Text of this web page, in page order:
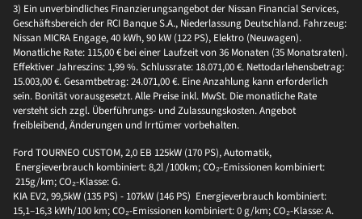
3) Ein unverbindliches Finanzierungsangebot der Nissan Financial Services,
Geschäftsbereich der RCI Banque S.A., Niederlassung Deutschland. Fahrzeug:
Nissan MICRA Engage, 40 kWh, 90 kW (122 PS), Elektro (Neuwagen).
Monatliche Rate: 115,00 € bei einer Laufzeit von 36 Monaten (35 Monatsraten).
Effektiver Jahreszins: 1,99 %. Schlussrate: 18.071,00 €. Nettodarlehensbetrag:
15.003,00 €. Gesamtbetrag: 24.071,00 €. Eine Anzahlung kann erforderlich
sein. Bonität vorausgesetzt. Alle Preise inkl. MwSt. Die monatliche Rate
versteht sich zzgl. Überführungs- und Zulassungskosten. Angebot
freibleibend, Änderungen und Irrtümer vorbehalten.
Ford TOURNEO CUSTOM, 2,0 EB 125kW (170 PS), Automatik,
Energieverbrauch kombiniert: 8,2l /100km; CO₂-Emissionen kombiniert:
215g/km; CO₂-Klasse: G.
KIA EV2, 99,5kW (135 PS) - 107kW (146 PS) Energieverbrauch kombiniert:
15,1–16,3 kWh/100 km; CO₂-Emissionen kombiniert: 0 g/km; CO₂-Klasse: A.